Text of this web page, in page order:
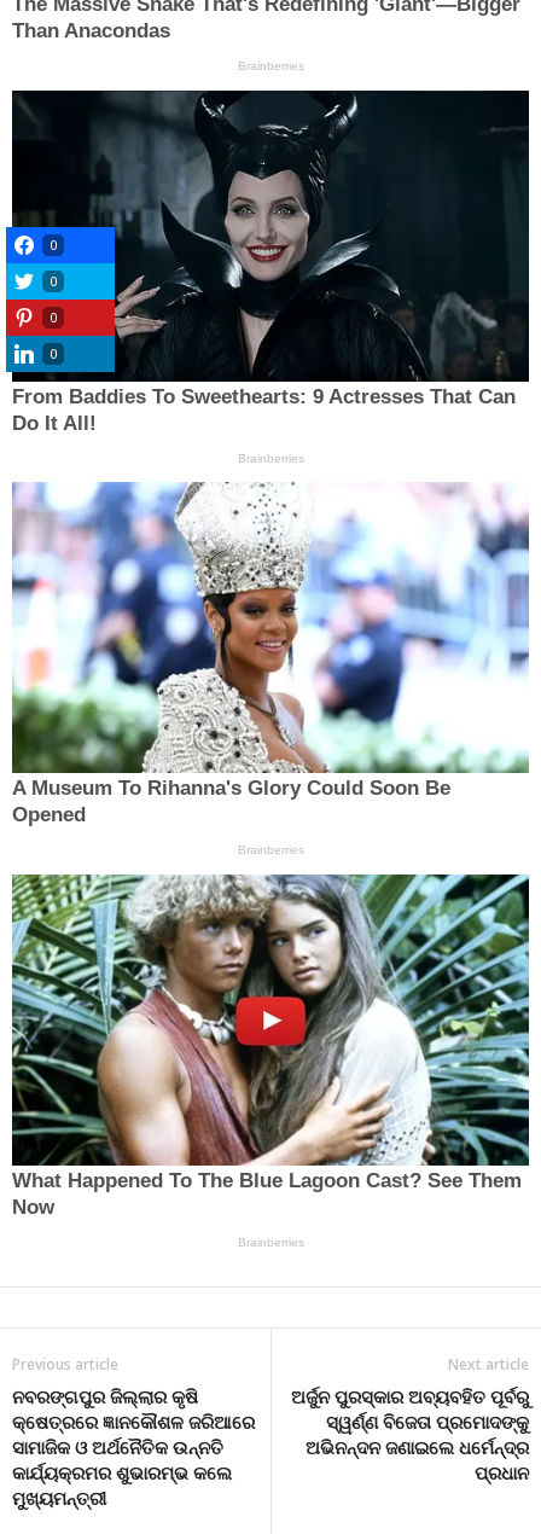
Previous article
ନବରଙ୍ଗପୁର ଜିଲ୍ଲାର କୃଷି
କ୍ଷେତ୍ରରେ ଜ୍ଞାନକୌଶଳ ଜରିଆରେ
ସାମାଜିକ ଓ ଅର୍ଥନୈତିକ ଉନ୍ନତି
କାର୍ଯ୍ୟକ୍ରମର ଶୁଭାରମ୍ଭ କଲେ
ମୁଖ୍ୟମନ୍ତ୍ରୀ
Next article
ଅର୍ଜୁନ ପୁରସ୍କାର ଅବ୍ୟବହିତ ପୂର୍ବରୁ
ସ୍ୱର୍ଣ୍ଣ ବିଜେତା ପ୍ରମୋଦଙ୍କୁ
ଅଭିନନ୍ଦନ ଜଣାଇଲେ ଧର୍ମେନ୍ଦ୍ର
ପ୍ରଧାନ
0
0
0
0